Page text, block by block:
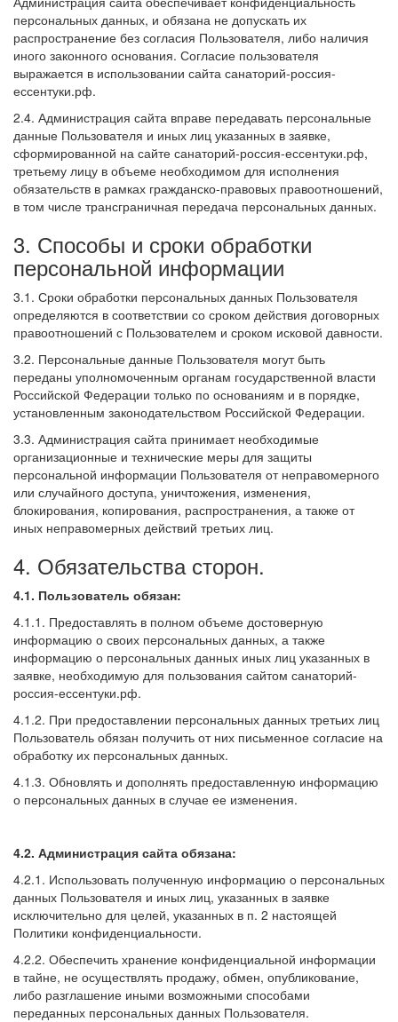
персональных данных, и обязана не допускать их
распространение без согласия Пользователя, либо наличия
иного законного основания. Согласие пользователя
выражается в использовании сайта санаторий-россия-
ессентуки.рф.
2.4. Администрация сайта вправе передавать персональные
данные Пользователя и иных лиц указанных в заявке,
сформированной на сайте санаторий-россия-ессентуки.рф,
третьему лицу в объеме необходимом для исполнения
обязательств в рамках гражданско-правовых правоотношений,
в том числе трансграничная передача персональных данных.
3. Способы и сроки обработки
персональной информации
3.1. Сроки обработки персональных данных Пользователя
определяются в соответствии со сроком действия договорных
правоотношений с Пользователем и сроком исковой давности.
3.2. Персональные данные Пользователя могут быть
переданы уполномоченным органам государственной власти
Российской Федерации только по основаниям и в порядке,
установленным законодательством Российской Федерации.
3.3. Администрация сайта принимает необходимые
организационные и технические меры для защиты
персональной информации Пользователя от неправомерного
или случайного доступа, уничтожения, изменения,
блокирования, копирования, распространения, а также от
иных неправомерных действий третьих лиц.
4. Обязательства сторон.
4.1. Пользователь обязан:
4.1.1. Предоставлять в полном объеме достоверную
информацию о своих персональных данных, а также
информацию о персональных данных иных лиц указанных в
заявке, необходимую для пользования сайтом санаторий-
россия-ессентуки.рф.
4.1.2. При предоставлении персональных данных третьих лиц
Пользователь обязан получить от них письменное согласие на
обработку их персональных данных.
4.1.3. Обновлять и дополнять предоставленную информацию
о персональных данных в случае ее изменения.
4.2. Администрация сайта обязана:
4.2.1. Использовать полученную информацию о персональных
данных Пользователя и иных лиц, указанных в заявке
исключительно для целей, указанных в п. 2 настоящей
Политики конфиденциальности.
4.2.2. Обеспечить хранение конфиденциальной информации
в тайне, не осуществлять продажу, обмен, опубликование,
либо разглашение иными возможными способами
переданных персональных данных Пользователя.